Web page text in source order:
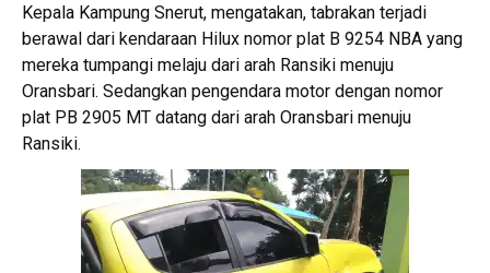
Kepala Kampung Snerut, mengatakan, tabrakan terjadi
berawal dari kendaraan Hilux nomor plat B 9254 NBA yang
mereka tumpangi melaju dari arah Ransiki menuju
Oransbari. Sedangkan pengendara motor dengan nomor
plat PB 2905 MT datang dari arah Oransbari menuju
Ransiki.